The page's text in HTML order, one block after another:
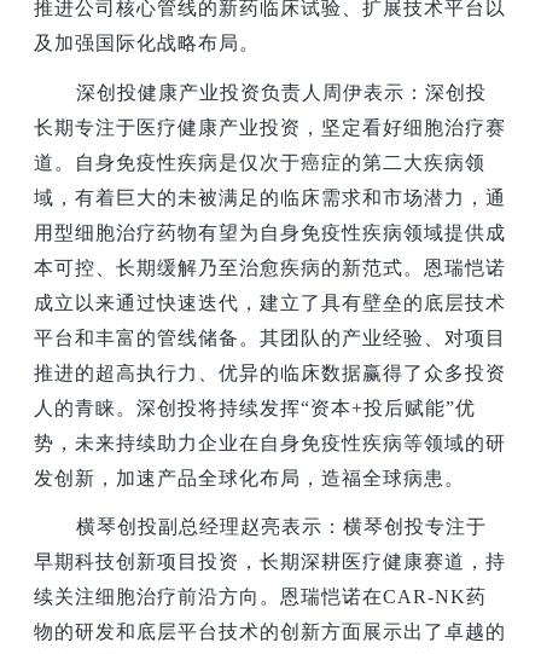
推进公司核心管线的新药临床试验、扩展技术平台以
及加强国际化战略布局。
深创投健康产业投资负责人周伊表示：深创投
长期专注于医疗健康产业投资，坚定看好细胞治疗赛
道。自身免疫性疾病是仅次于癌症的第二大疾病领
域，有着巨大的未被满足的临床需求和市场潜力，通
用型细胞治疗药物有望为自身免疫性疾病领域提供成
本可控、长期缓解乃至治愈疾病的新范式。恩瑞恺诺
成立以来通过快速迭代，建立了具有壁垒的底层技术
平台和丰富的管线储备。其团队的产业经验、对项目
推进的超高执行力、优异的临床数据赢得了众多投资
人的青睐。深创投将持续发挥“资本+投后赋能”优
势，未来持续助力企业在自身免疫性疾病等领域的研
发创新，加速产品全球化布局，造福全球病患。
横琴创投副总经理赵亮表示：横琴创投专注于
早期科技创新项目投资，长期深耕医疗健康赛道，持
续关注细胞治疗前沿方向。恩瑞恺诺在CAR-NK药
物的研发和底层平台技术的创新方面展示出了卓越的